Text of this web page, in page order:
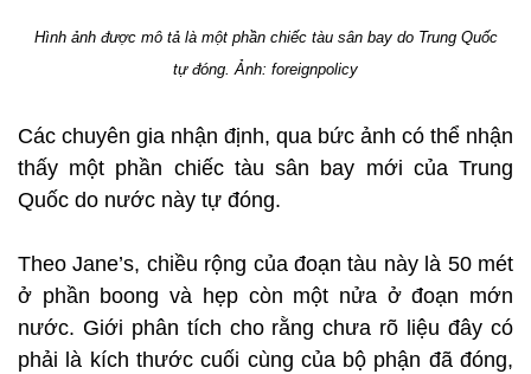
Hình ảnh được mô tả là một phần chiếc tàu sân bay do Trung Quốc
tự đóng.Ảnh: foreignpolicy
Các chuyên gia nhận định, qua bức ảnh có thể nhận
thấy một phần chiếc tàu sân bay mới của Trung
Quốc do nước này tự đóng.
Theo Jane’s, chiều rộng của đoạn tàu này là 50 mét
ở phần boong và hẹp còn một nửa ở đoạn mớn
nước. Giới phân tích cho rằng chưa rõ liệu đây có
phải là kích thước cuối cùng của bộ phận đã đóng,